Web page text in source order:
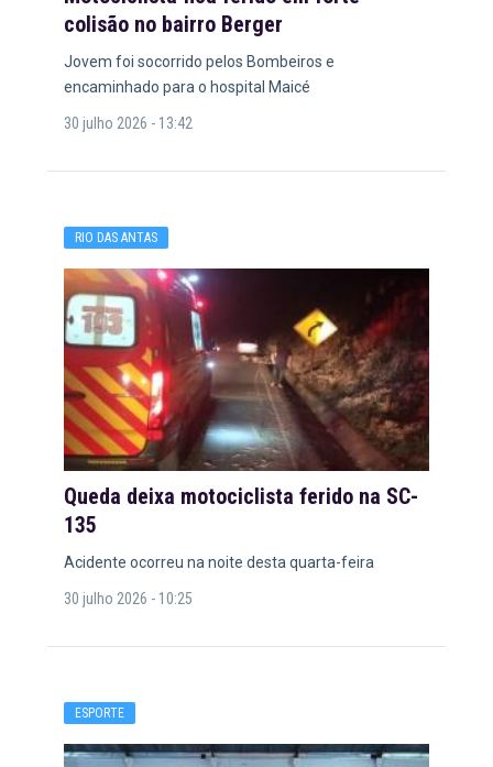
colisão no bairro Berger
Jovem foi socorrido pelos Bombeiros e
encaminhado para o hospital Maicé
30 julho 2026 - 13:42
RIO DAS ANTAS
Queda deixa motociclista ferido na SC-
135
Acidente ocorreu na noite desta quarta-feira
30 julho 2026 - 10:25
ESPORTE